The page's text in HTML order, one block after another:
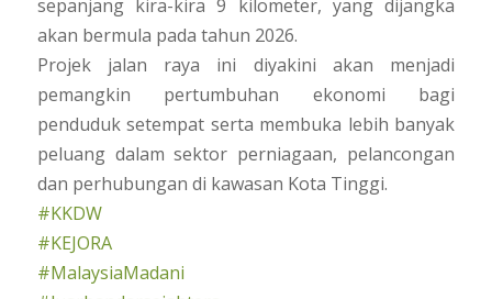
sepanjang kira-kira 9 kilometer, yang dijangka
akan bermula pada tahun 2026.
Projek jalan raya ini diyakini akan menjadi
pemangkin pertumbuhan ekonomi bagi
penduduk setempat serta membuka lebih banyak
peluang dalam sektor perniagaan, pelancongan
dan perhubungan di kawasan Kota Tinggi.
#KKDW
#KEJORA
#MalaysiaMadani